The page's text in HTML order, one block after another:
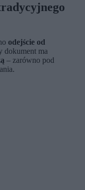
odejście od
dokument ma
– zarówno pod